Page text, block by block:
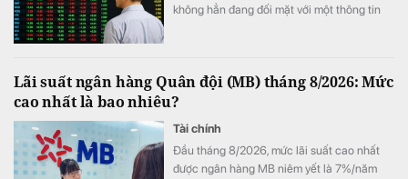
không hẳn đang đối mặt với một thông tin
Lãi suất ngân hàng Quân đội (MB) tháng 8/2026: Mức
cao nhất là bao nhiêu?
Tài chính
Đầu tháng 8/2026, mức lãi suất cao nhất
được ngân hàng MB niêm yết là 7%/năm